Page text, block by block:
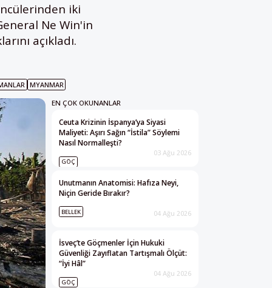
iki
Ne Win'in
açıkladı.
MYANMAR
EN ÇOK OKUNANLAR
Ceuta Krizinin İspanya’ya Siyasi
Maliyeti: Aşırı Sağın “İstila” Söylemi
Nasıl Normalleşti?
GÖÇ
03 Ağu 2026
Unutmanın Anatomisi: Hafıza Neyi,
Niçin Geride Bırakır?
BELLEK 04 Ağu 2026
İsveç’te Göçmenler İçin Hukuki
Güvenliği Zayıflatan Tartışmalı Ölçüt:
“İyi Hâl”
GÖÇ
04 Ağu 2026